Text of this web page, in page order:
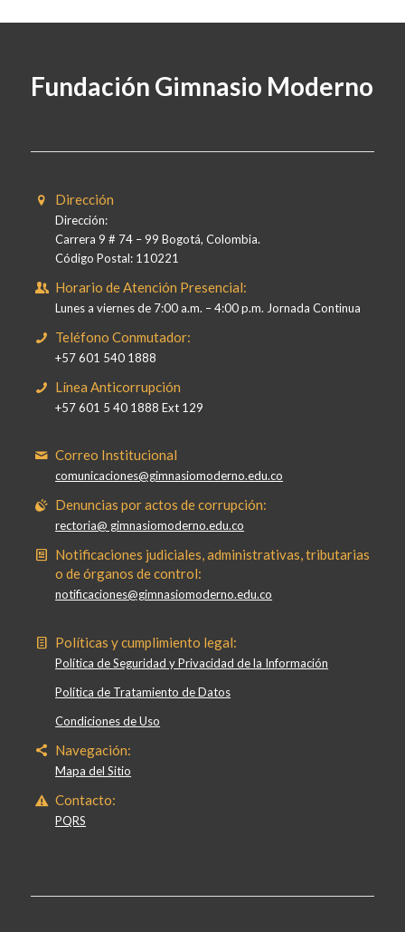
Fundación Gimnasio Moderno
Dirección
Dirección:
Carrera 9 # 74 – 99 Bogotá, Colombia.
Código Postal: 110221
Horario de Atención Presencial:
Lunes a viernes de 7:00 a.m. – 4:00 p.m. Jornada Continua
Teléfono Conmutador:
+57 601 540 1888
Línea Anticorrupción
+57 601 5 40 1888 Ext 129
Correo Institucional
comunicaciones@gimnasiomoderno.edu.co
Denuncias por actos de corrupción:
rectoria@ gimnasiomoderno.edu.co
Notificaciones judiciales, administrativas, tributarias
o de órganos de control:
notificaciones@gimnasiomoderno.edu.co
Políticas y cumplimiento legal:
Política de Seguridad y Privacidad de la Información
Política de Tratamiento de Datos
Condiciones de Uso
Navegación:
Mapa del Sitio
Contacto:
PQRS